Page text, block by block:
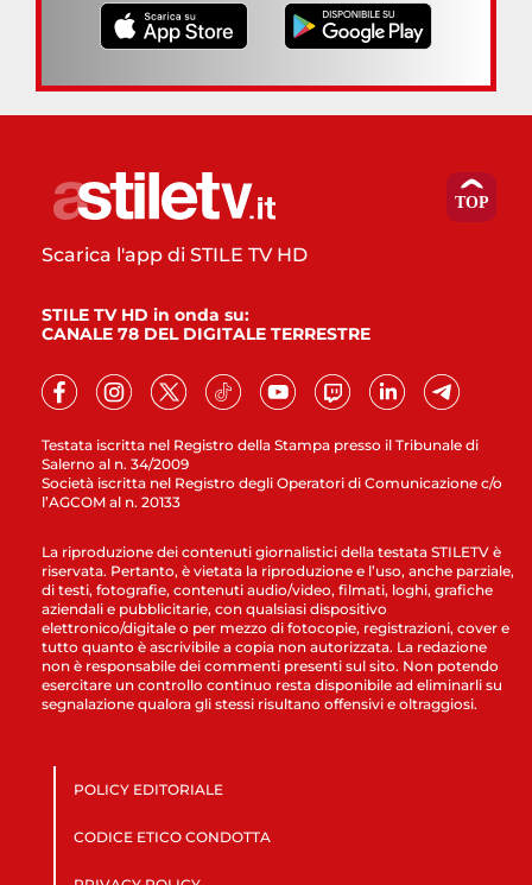
Testata iscritta nel Registro della Stampa presso il Tribunale di
Salerno al n. 34/2009
Società iscritta nel Registro degli Operatori di Comunicazione c/o
l’AGCOM al n. 20133
Scarica l'app di STILE TV HD
STILE TV HD in onda su:
CANALE 78 DEL DIGITALE TERRESTRE
La riproduzione dei contenuti giornalistici della testata STILETV è
riservata. Pertanto, è vietata la riproduzione e l’uso, anche parziale,
di testi, fotografie, contenuti audio/video, filmati, loghi, grafiche
aziendali e pubblicitarie, con qualsiasi dispositivo
elettronico/digitale o per mezzo di fotocopie, registrazioni, cover e
tutto quanto è ascrivibile a copia non autorizzata. La redazione
non è responsabile dei commenti presenti sul sito. Non potendo
esercitare un controllo continuo resta disponibile ad eliminarli su
segnalazione qualora gli stessi risultano offensivi e oltraggiosi.
POLICY EDITORIALE
CODICE ETICO CONDOTTA